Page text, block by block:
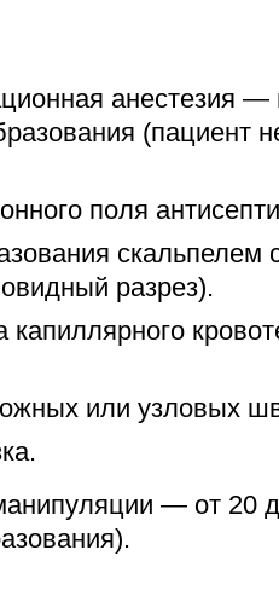
анестезия
(пациент
поля
разрез).
капиллярного
или узловых
— от 20